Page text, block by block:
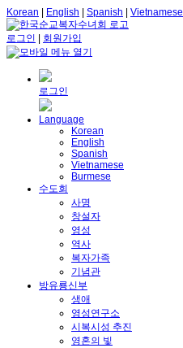
Korean English Spanish Vietnamese
로그인 회원가입
로그인
Language
Korean
English
Spanish
Vietnamese
Burmese
수도회
사명
창설자
영성
역사
복자가족
기념관
방유룡신부
생애
영성연구소
시복시성 추진
영혼의 빛